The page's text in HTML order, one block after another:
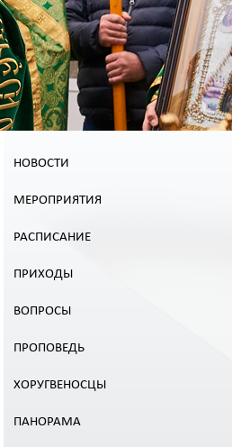
НОВОСТИ
МЕРОПРИЯТИЯ
РАСПИСАНИЕ
ПРИХОДЫ
ВОПРОСЫ
ПРОПОВЕДЬ
ХОРУГВЕНОСЦЫ
ПАНОРАМА